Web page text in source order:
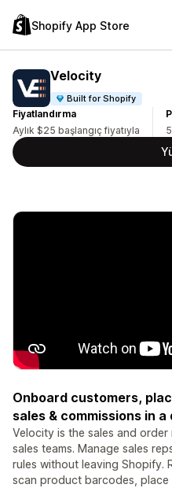
Shopify App Store
Velocity
Built for Shopify
Fiyatlandırma
Aylık $25 başlangıç fiyatıyla
Onboard customers,
sales & commissions in
Velocity is the sales and
sales teams. Manage sales
rules without leaving Shopify.
scan product barcodes,